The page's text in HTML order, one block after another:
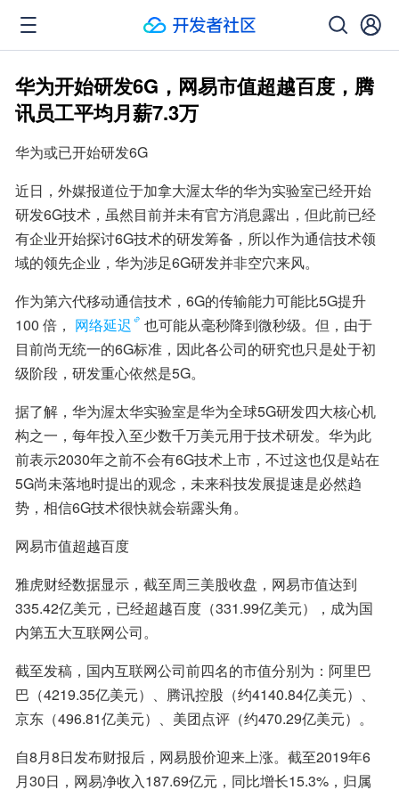
华为开始研发6G，网易市值超越百度，腾
讯员工平均月薪7.3万
华为或已开始研发6G
近日，外媒报道位于加拿大渥太华的华为实验室已经开始
研发6G技术，虽然目前并未有官方消息露出，但此前已经
有企业开始探讨6G技术的研发筹备，所以作为通信技术领
域的领先企业，华为涉足6G研发并非空穴来风。
作为第六代移动通信技术，6G的传输能力可能比5G提升
100 倍， 网络延迟
也可能从毫秒降到微秒级。但，由于
目前尚无统一的6G标准，因此各公司的研究也只是处于初
级阶段，研发重心依然是5G。
据了解，华为渥太华实验室是华为全球5G研发四大核心机
构之一，每年投入至少数千万美元用于技术研发。华为此
前表示2030年之前不会有6G技术上市，不过这也仅是站在
5G尚未落地时提出的观念，未来科技发展提速是必然趋
势，相信6G技术很快就会崭露头角。
网易市值超越百度
雅虎财经数据显示，截至周三美股收盘，网易市值达到
335.42亿美元，已经超越百度（331.99亿美元），成为国
内第五大互联网公司。
截至发稿，国内互联网公司前四名的市值分别为：阿里巴
巴（4219.35亿美元）、腾讯控股（约4140.84亿美元）、
京东（496.81亿美元）、美团点评（约470.29亿美元）。
自8月8日发布财报后，网易股价迎来上涨。截至2019年6
月30日，网易净收入187.69亿元，同比增长15.3%，归属